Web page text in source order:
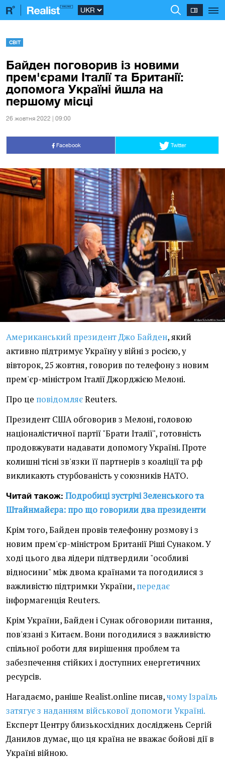
СВІТ
Байден поговорив із новими
прем'єрами Італії та Британії:
допомога Україні йшла на
першому місці
26 жовтня 2022 | 09:00
Facebook Twitter
Американський президент Джо Байден, який
активно підтримує Україну у війні з росією, у
вівторок, 25 жовтня, говорив по телефону з новим
прем'єр-міністром Італії Джорджією Мелоні.
Про це повідомляєReuters.
Президент США обговорив з Мелоні, головою
націоналістичної партії "Брати Італії", готовність
продовжувати надавати допомогу Україні. Проте
колишні тісні зв'язки її партнерів з коаліції та рф
викликають стурбованість у союзників НАТО.
Читай також: Подробиці зустрічі Зеленського та
Штайнмайєра: про що говорили два президенти
Крім того, Байден провів телефонну розмову і з
новим прем'єр-міністром Британії Ріші Сунаком. У
ході цього два лідери підтвердили "особливі
відносини" між двома країнами та погодилися з
важливістю підтримки України, передає
інформагенція Reuters.
Крім України, Байден і Сунак обговорили питання,
пов'язані з Китаєм. Вони погодилися з важливістю
спільної роботи для вирішення проблем та
забезпечення стійких і доступних енергетичних
ресурсів.
Нагадаємо, раніше Realist.online писав,чому Ізраїль
затягує з наданням військової допомоги Україні.
Експерт Центру близькосхідних досліджень Сергій
Данилов думає, що ця країна не вважає бойові дії в
Україні війною.